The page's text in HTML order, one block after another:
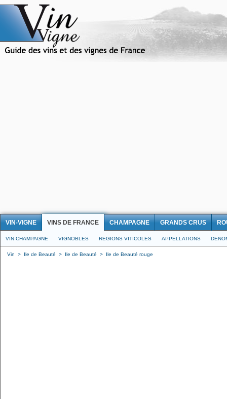
VIN-VIGNE VINS DE FRANCE CHAMPAGNE GRANDS CRUS
VIN CHAMPAGNE VIGNOBLES REGIONS VITICOLES APPELLATIONS
Vin > Ile de Beauté > Ile de Beauté > Ile de Beauté rouge